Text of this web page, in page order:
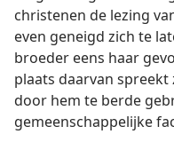
christenen de lezing
even geneigd zich te
broeder eens haar
plaats daarvan
door hem te berde
gemeenschappelijke